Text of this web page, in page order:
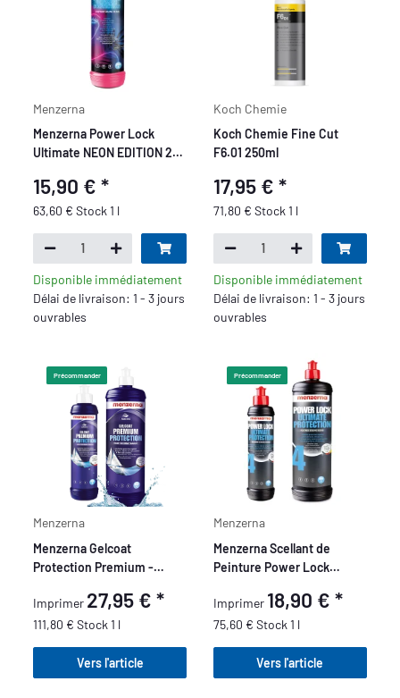
Menzerna
Menzerna Power Lock
Ultimate NEON EDITION 250
15,90 €*
63,60 € Stock 1 l
Disponible immédiatement
Délai de livraison: 1 - 3 jours
ouvrables
Koch Chemie
Koch Chemie Fine Cut
F6.01 250ml
17,95 € *
71,80 € Stock 1 l
Disponible immédiatement
Délai de livraison: 1 - 3 jours
ouvrables
Précommander
Menzerna
Menzerna Gelcoat
Protection Premium -
Imprimer 27,95 €*
111,80 € Stock 1 l
Vers l'article
Précommander
Menzerna
Menzerna Scellant de
Peinture Power Lock
Imprimer 18,90 € *
75,60 € Stock 1 l
Vers l'article